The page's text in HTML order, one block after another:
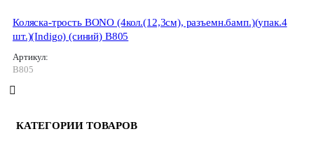
Коляска-трость BONO (4кол.(12,3см), разъемн.бамп.)(упак.4
шт.)(Indigo) (синий) B805
Артикул:
B805
КАТЕГОРИИ ТОВАРОВ